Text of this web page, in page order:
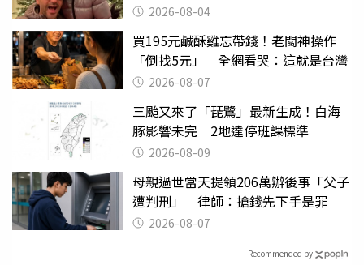
2026-08-04
買195元鹹酥雞忘帶錢！老闆神操作
「倒找5元」 全網看哭：這就是台灣
2026-08-07
三颱又來了「琵鷺」最新生成！白海
豚影響未完 2地達停班課標準
2026-08-09
母親過世當天提領206萬辦後事「父子
遭判刑」 律師：搶錢先下手是罪
2026-08-07
Recommended by